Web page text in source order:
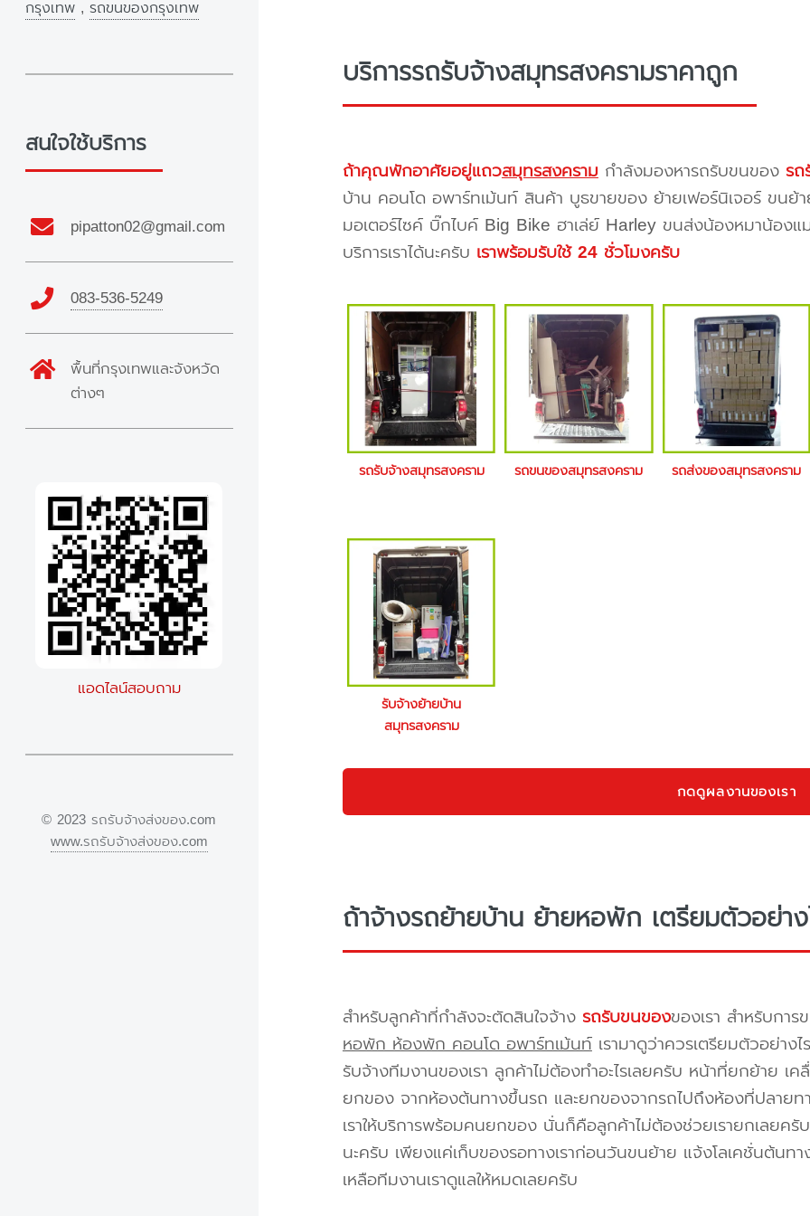
บริการรถรับจ้างสมุทรสงครามราคาถูก
ถ้าคุณพักอาศัยอยู่แถวสมุทรสงครามกำลังมองหารถรับขนของ ร
บ้าน คอนโด อพาร์ทเม้นท์ สินค้า บูธขายของ ย้ายเฟอร์นิเจอร์ ขน
มอเตอร์ไซค์ บิ๊กไบค์ Big Bike ฮาเล่ย์ Harley ขนส่งน้องหมาน้องแ
บริการเราได้นะครับ เราพร้อมรับใช้ 24 ชั่วโมงครับ
รถรับจ้างสมุทรสงคราม รถขนของสมุทรสงคราม รถส่งของสมุทรสงคราม
รับจ้างย้ายบ้าน
สมุทรสงคราม
กดดูผลงานของเรา
ถ้าจ้างรถย้ายบ้าน ย้ายหอพัก เตรียมตัวอย่า
สำหรับลูกค้าที่กำลังจะตัดสินใจจ้าง รถรับขนของของเรา สำหรับกา
หอพัก ห้องพัก คอนโด อพาร์ทเม้นท์เรามาดูว่าควรเตรียมตัวอย่าง
รับจ้างทีมงานของเรา ลูกค้าไม่ต้องทำอะไรเลยครับ หน้าที่ยกย้าย เ
ยกของ จากห้องต้นทางขึ้นรถ และยกของจากรถไปถึงห้องที่ปลาย
เราให้บริการพร้อมคนยกของ นั่นก็คือลูกค้าไม่ต้องช่วยเรายกเลยค
นะครับ เพียงแค่เก็บของรอทางเราก่อนวันขนย้าย แจ้งโลเคชั่นต้นท
เหลือทีมงานเราดูแลให้หมดเลยครับ
กรุงเทพ , รถขนของกรุงเทพ
สนใจใช้บริการ
pipatton02@gmail.com
083-536-5249
พื้นที่กรุงเทพและจังหวัด
ต่างๆ
แอดไลน์สอบถาม
© 2023 รถรับจ้างส่งของ.com
www.รถรับจ้างส่งของ.com